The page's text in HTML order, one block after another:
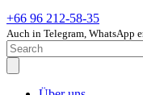
+66 96 212-58-35
Auch in Telegram, WhatsApp